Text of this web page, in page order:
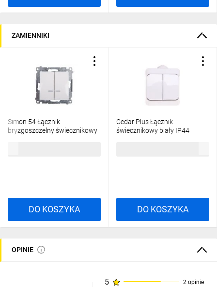
ZAMIENNIKI
Simon 54 Łącznik
bryzgoszczelny świecznikowy
DO KOSZYKA
Cedar Plus Łącznik
świecznikowy biały IP44
DO KOSZYKA
OPINIE
5 2 opinie